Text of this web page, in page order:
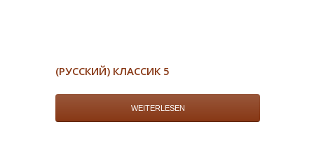
(РУССКИЙ) КЛАССИК 5
WEITERLESEN